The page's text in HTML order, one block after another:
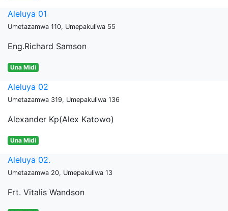
Aleluya 01
Umetazamwa 110, Umepakuliwa 55
Eng.Richard Samson
Una Midi
Aleluya 02
Umetazamwa 319, Umepakuliwa 136
Alexander Kp(Alex Katowo)
Una Midi
Aleluya 02.
Umetazamwa 20, Umepakuliwa 13
Frt. Vitalis Wandson